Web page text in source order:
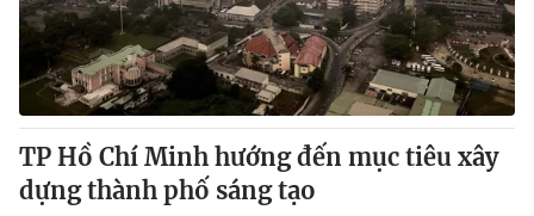
TP Hồ Chí Minh hướng đến mục tiêu xây
dựng thành phố sáng tạo